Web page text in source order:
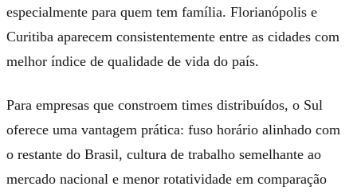
especialmente para quem tem família. Florianópolis e
Curitiba aparecem consistentemente entre as cidades com
melhor índice de qualidade de vida do país.
Para empresas que constroem times distribuídos, o Sul
oferece uma vantagem prática: fuso horário alinhado com
o restante do Brasil, cultura de trabalho semelhante ao
mercado nacional e menor rotatividade em comparação